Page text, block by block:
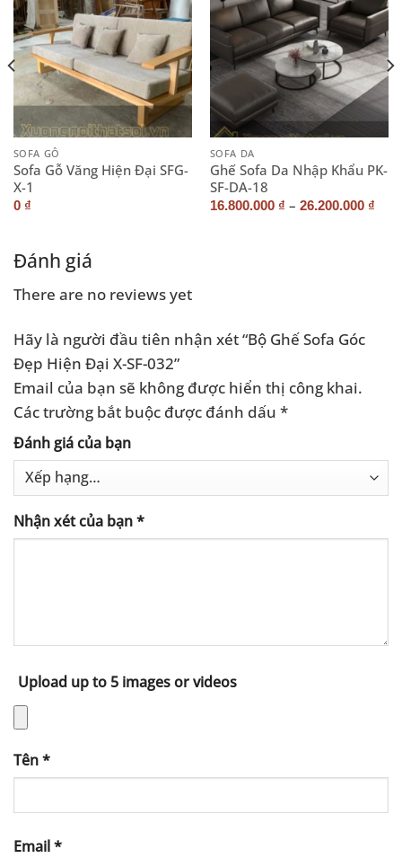
SOFA GỖ
Sofa Gỗ Văng Hiện Đại SFG-
X-1
0 ₫
SOFA DA
Ghế Sofa Da Nhập Khẩu PK-
SF-DA-18
16.800.000 ₫ – 26.200.000 ₫
Đánh giá
There are no reviews yet
Hãy là người đầu tiên nhận xét “Bộ Ghế Sofa Góc
Đẹp Hiện Đại X-SF-032”
Email của bạn sẽ không được hiển thị công khai.
Các trường bắt buộc được đánh dấu *
Đánh giá của bạn
Nhận xét của bạn*
Upload up to 5 images or videos
Tên*
Email*